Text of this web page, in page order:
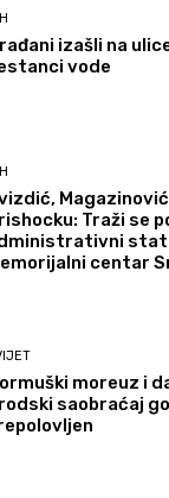
izašli na
vode
Traži se
centar
moreuz i
saobraćaj